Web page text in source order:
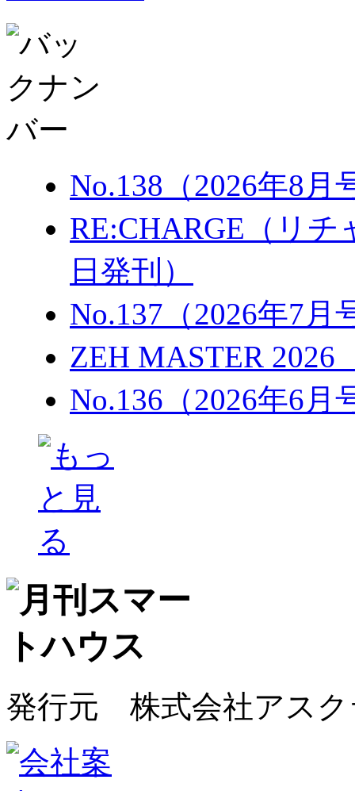
No.138（2026年8月
RE:CHARGE（リチ
日発刊）
No.137（2026年7月
ZEH MASTER
No.136（2026年6月
発行元 株式会社アスク